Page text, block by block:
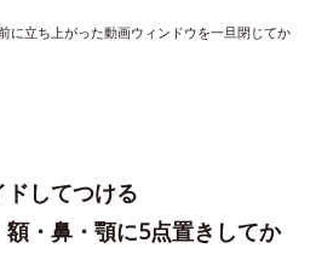
に立ち上がった動画ウィンドウを一旦閉じてか
してつける
・鼻・顎に5点置きしてか